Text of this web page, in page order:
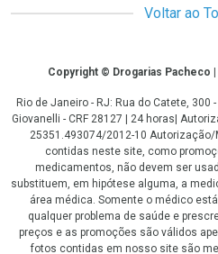
Voltar ao
CopyrightCopyright © Drogarias Pacheco
Rio de Janeiro - RJ: Rua do Catete, 300
Giovanelli - CRF 28127 | 24 horas|
25351.493074/2012-10
contidas neste site, como
medicamentos, não devem ser
substituem, em hipótese alguma, a
área médica. Somente o médico
qualquer problema de saúde e
preços e as promoções são válidos
fotos contidas em nosso site são